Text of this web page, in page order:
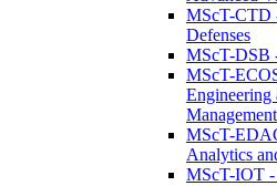
MScT-CTD
Defenses
MScT-DSB
MScT-
Engineering
Management
MScT-
Analytics
MScT-IOT -